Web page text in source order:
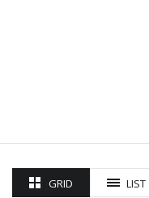
GRID LIST